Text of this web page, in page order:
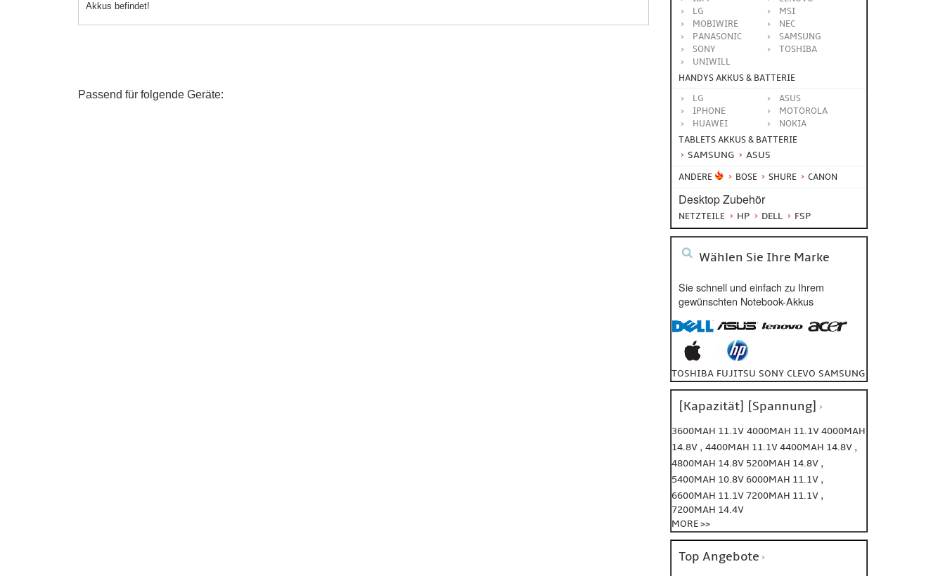
Akkus befindet!
Passend für folgende Geräte:
LG
MSI
MOBIWIRE
NEC
PANASONIC
SAMSUNG
SONY
TOSHIBA
UNIWILL
HANDYS AKKUS & BATTERIE
LG
ASUS
IPHONE
MOTOROLA
HUAWEI
NOKIA
TABLETS AKKUS & BATTERIE
SAMSUNG ASUS
ANDERE BOSE SHURE CANON
Desktop Zubehör
NETZTEILE HP DELL FSP
Wählen Sie Ihre Marke
Sie schnell und einfach zu Ihrem
gewünschten Notebook-Akkus
TOSHIBA FUJITSU SONY CLEVO SAMSUNG
[Kapazität] [Spannung]
3600MAH 11.1V 4000MAH 11.1V4000MAH
14.8V , 4400MAH 11.1V4400MAH 14.8V ,
4800MAH 14.8V 5200MAH 14.8V ,
5400MAH 10.8V6000MAH 11.1V ,
6600MAH 11.1V7200MAH 11.1V ,
7200MAH 14.4V
MORE >>
Top Angebote